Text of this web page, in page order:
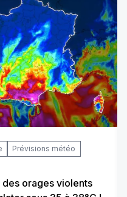
Prévisions météo
des orages violents